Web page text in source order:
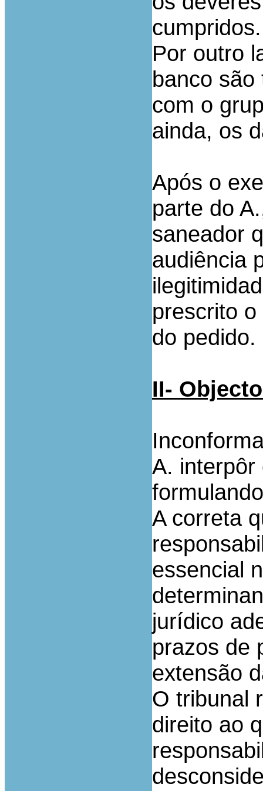
cumpridos.
Por outro
banco são
com o
ainda, os
Após o
parte do
saneador
audiência
prescrito
do pedido.
II-
A. interpôr
A correta
essencial
jurídico
prazos de
extensão
O tribunal
direito ao